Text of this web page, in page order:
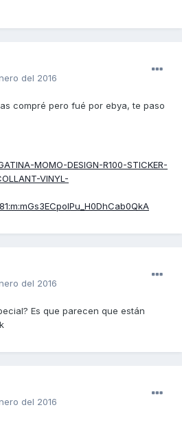
del 2016
compré pero fué por ebya, te paso
MOMO-DESIGN-R100-STICKER-
VINYL-
del 2016
Es que parecen que están
del 2016